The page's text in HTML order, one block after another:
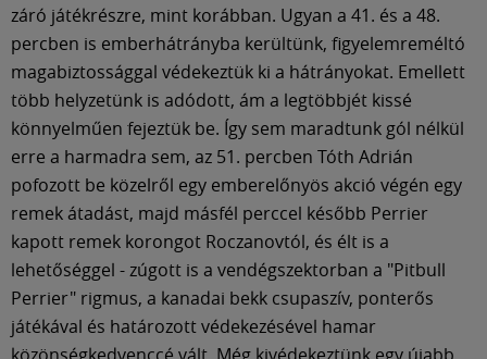
záró játékrészre, mint korábban. Ugyan a 41. és a 48.
percben is emberhátrányba kerültünk, figyelemreméltó
magabiztossággal védekeztük ki a hátrányokat. Emellett
több helyzetünk is adódott, ám a legtöbbjét kissé
könnyelműen fejeztük be. Így sem maradtunk gól nélkül
erre a harmadra sem, az 51. percben Tóth Adrián
pofozott be közelről egy emberelőnyös akció végén egy
remek átadást, majd másfél perccel később Perrier
kapott remek korongot Roczanovtól, és élt is a
lehetőséggel - zúgott is a vendégszektorban a "Pitbull
Perrier" rigmus, a kanadai bekk csupaszív, ponterős
játékával és határozott védekezésével hamar